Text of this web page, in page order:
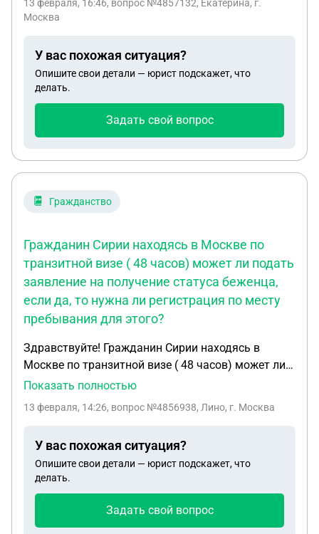
на что мне ответили « врача» я да я вызывала «
13 февраля, 16:46, вопрос №4857132, Екатерина, г.
Москва
У вас похожая ситуация?
Опишите свои детали — юрист подскажет, что
делать.
Задать свой вопрос
Гражданство
Гражданин Сирии находясь в Москве по
транзитной визе ( 48 часов) может ли подать
заявление на получение статуса беженца,
если да, то нужна ли регистрация по месту
пребывания для этого?
Здравствуйте! Гражданин Сирии находясь в
Москве по транзитной визе ( 48 часов) может ли
подать заявление на получение статуса беженца,
пребывания для этого?
Показать полностью
13 февраля, 14:26, вопрос №4856938, Лино, г. Москва
У вас похожая ситуация?
Опишите свои детали — юрист подскажет, что
делать.
Задать свой вопрос